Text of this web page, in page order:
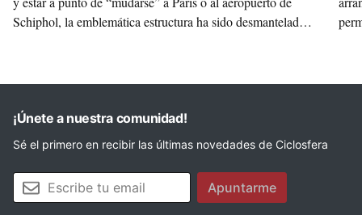
Schiphol, la emblemática estructura ha sido desmantelada
implica improvisar y el coste que genera no prever bien las
¡Únete a nuestra comunidad!
Sé el primero en recibir las últimas novedades de Ciclosfera
Tu email Apuntarme